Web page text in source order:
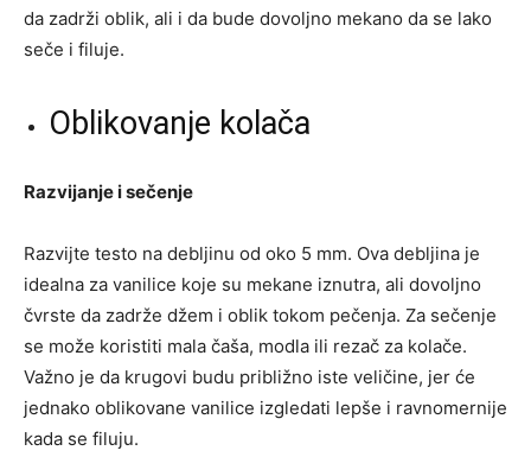
da zadrži oblik, ali i da bude dovoljno mekano da se lako
seče i filuje.
Oblikovanje kolača
Razvijanje i sečenje
Razvijte testo na debljinu od oko 5 mm. Ova debljina je
idealna za vanilice koje su mekane iznutra, ali dovoljno
čvrste da zadrže džem i oblik tokom pečenja. Za sečenje
se može koristiti mala čaša, modla ili rezač za kolače.
Važno je da krugovi budu približno iste veličine, jer će
jednako oblikovane vanilice izgledati lepše i ravnomernije
kada se filuju.